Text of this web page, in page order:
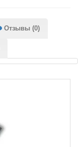
Отзывы (0)